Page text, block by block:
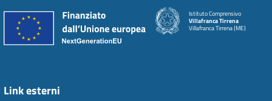
Istituto Comprensivo
Villafranca Tirrena
Villafranca Tirrena (ME)
Link esterni